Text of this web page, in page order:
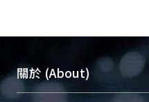
關於 (About)